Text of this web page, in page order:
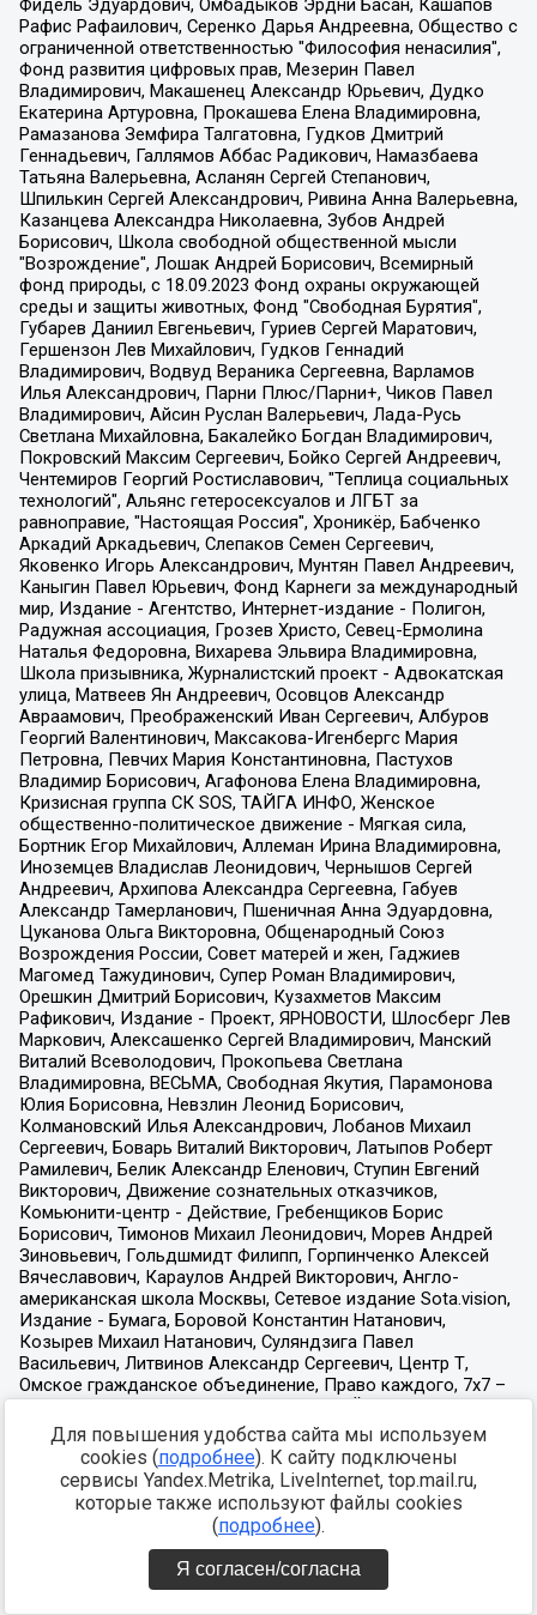
Для повышения удобства сайта мы используем
cookies (подробнее). К сайту подключены
сервисы Yandex.Metrika, LiveInternet, top.mail.ru,
которые также используют файлы cookies
(подробнее).
Я согласен/согласна